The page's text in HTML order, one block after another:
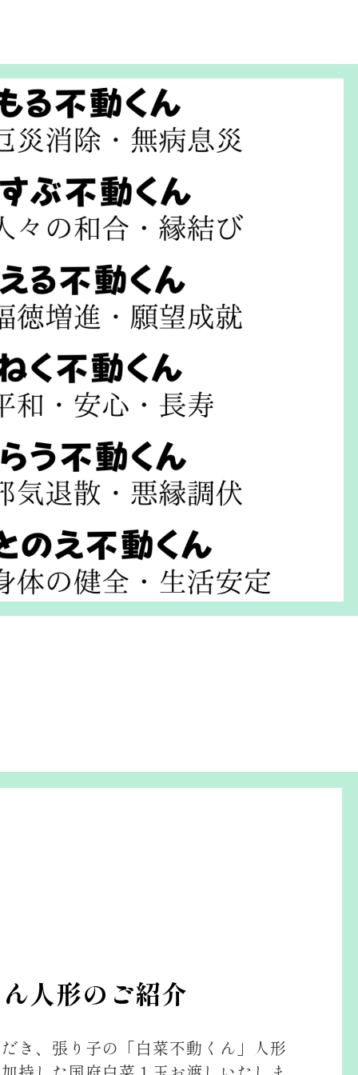
人形のご紹介
き、張り子の「白菜不動くん」人形